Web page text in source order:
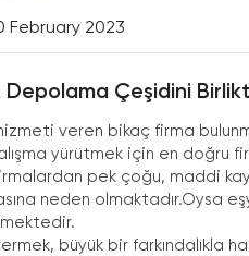
February 2023
Depolama Çeşidini
veren bikaç firma
yürütmek için en doğru
pek çoğu, maddi
neden olmaktadır.Oysa
büyük bir farkındalıkla